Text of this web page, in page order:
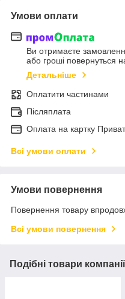
Умови оплати
Ви отримаєте
або гроші повернуться
Детальніше
Оплатити частинами
Післяплата
Оплата на картку
Всі умови оплати
Умови повернення
Повернення товару
Всі умови повернення
Подібні товари компанії